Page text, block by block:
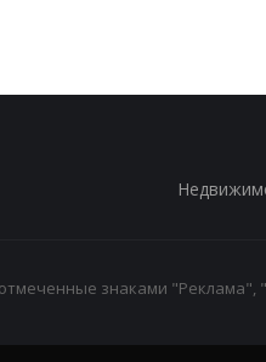
знаками "Реклама",